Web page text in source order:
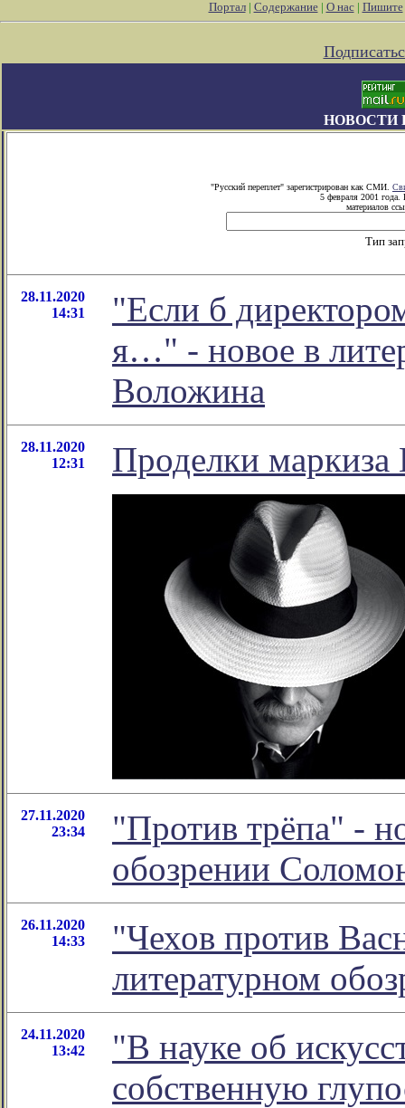
Портал| Содержание| О нас| Пишите
НОВОСТИ
"Русский переплет" зарегистрирован как СМИ.
5 февраля 2001 года.
материалов
Тип
28.11.2020
14:31
"Если б
я…" - новое в
Воложина
28.11.2020
12:31
Проделки маркиза
27.11.2020
23:34
"Против трёпа" -
обозрении
26.11.2020
14:33
"Чехов против
литературном
24.11.2020
13:42
"В науке об
собственную